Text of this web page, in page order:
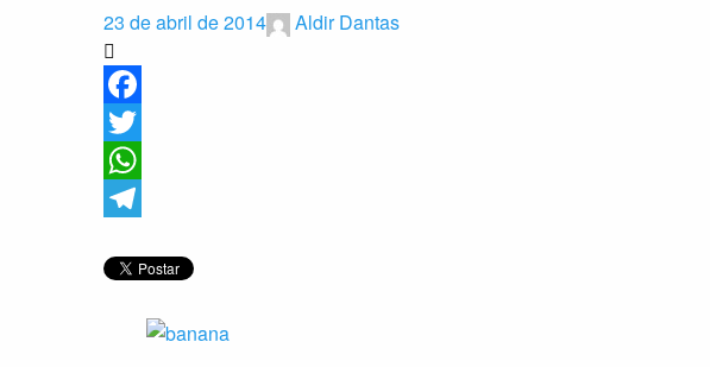
23 de abril de 2014 Aldir Dantas
Facebook
Twitter
WhatsApp